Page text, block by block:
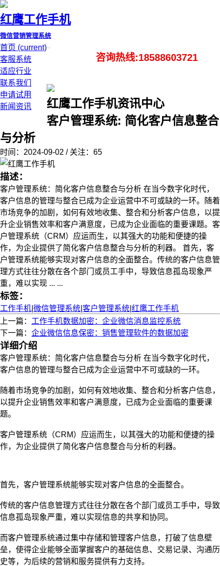
红鹰工作手机
微信营销管理系统
首页 (current)
客服系统
适应行业
联系我们
申请试用
新闻资讯
咨询热线:18588603721
红鹰工作手机资讯中心
客户管理系统: 简化客户信息整合
与分析
时间：2024-09-02 / 关注：65
描述：
客户管理系统：简化客户信息整合与分析 在当今数字化时代，
客户信息的管理与整合已成为企业运营中不可或缺的一环。随着
市场竞争的加剧，如何有效地收集、整合和分析客户信息，以提
升企业销售效率和客户满意度，已成为企业面临的重要课题。客
户管理系统（CRM）应运而生，以其强大的功能和便捷的操
作，为企业提供了简化客户信息整合与分析的利器。 首先，客
户管理系统能够实现对客户信息的全面整合。传统的客户信息管
理方式往往分散在各个部门或员工手中，导致信息孤岛现象严
重，难以实现 ... ...
标签：
工作手机 微信管理系统 客户管理系统 红鹰工作手机
上一篇： 工作手机数据加密：企业微信消息监控系统
下一篇： 企业微信信息保密：销售管理软件的数据加密
详细介绍
客户管理系统：简化客户信息整合与分析 在当今数字化时代，
客户信息的管理与整合已成为企业运营中不可或缺的一环。
随着市场竞争的加剧，如何有效地收集、整合和分析客户信息，
以提升企业销售效率和客户满意度，已成为企业面临的重要课
题。
客户管理系统（CRM）应运而生，以其强大的功能和便捷的操
作，为企业提供了简化客户信息整合与分析的利器。
首先，客户管理系统能够实现对客户信息的全面整合。
传统的客户信息管理方式往往分散在各个部门或员工手中，导致
信息孤岛现象严重，难以实现信息的共享和协同。
而客户管理系统通过集中存储和管理客户信息，打破了信息壁
垒，使得企业能够全面掌握客户的基础信息、交易记录、沟通历
史等，为后续的营销和服务提供有力支持。